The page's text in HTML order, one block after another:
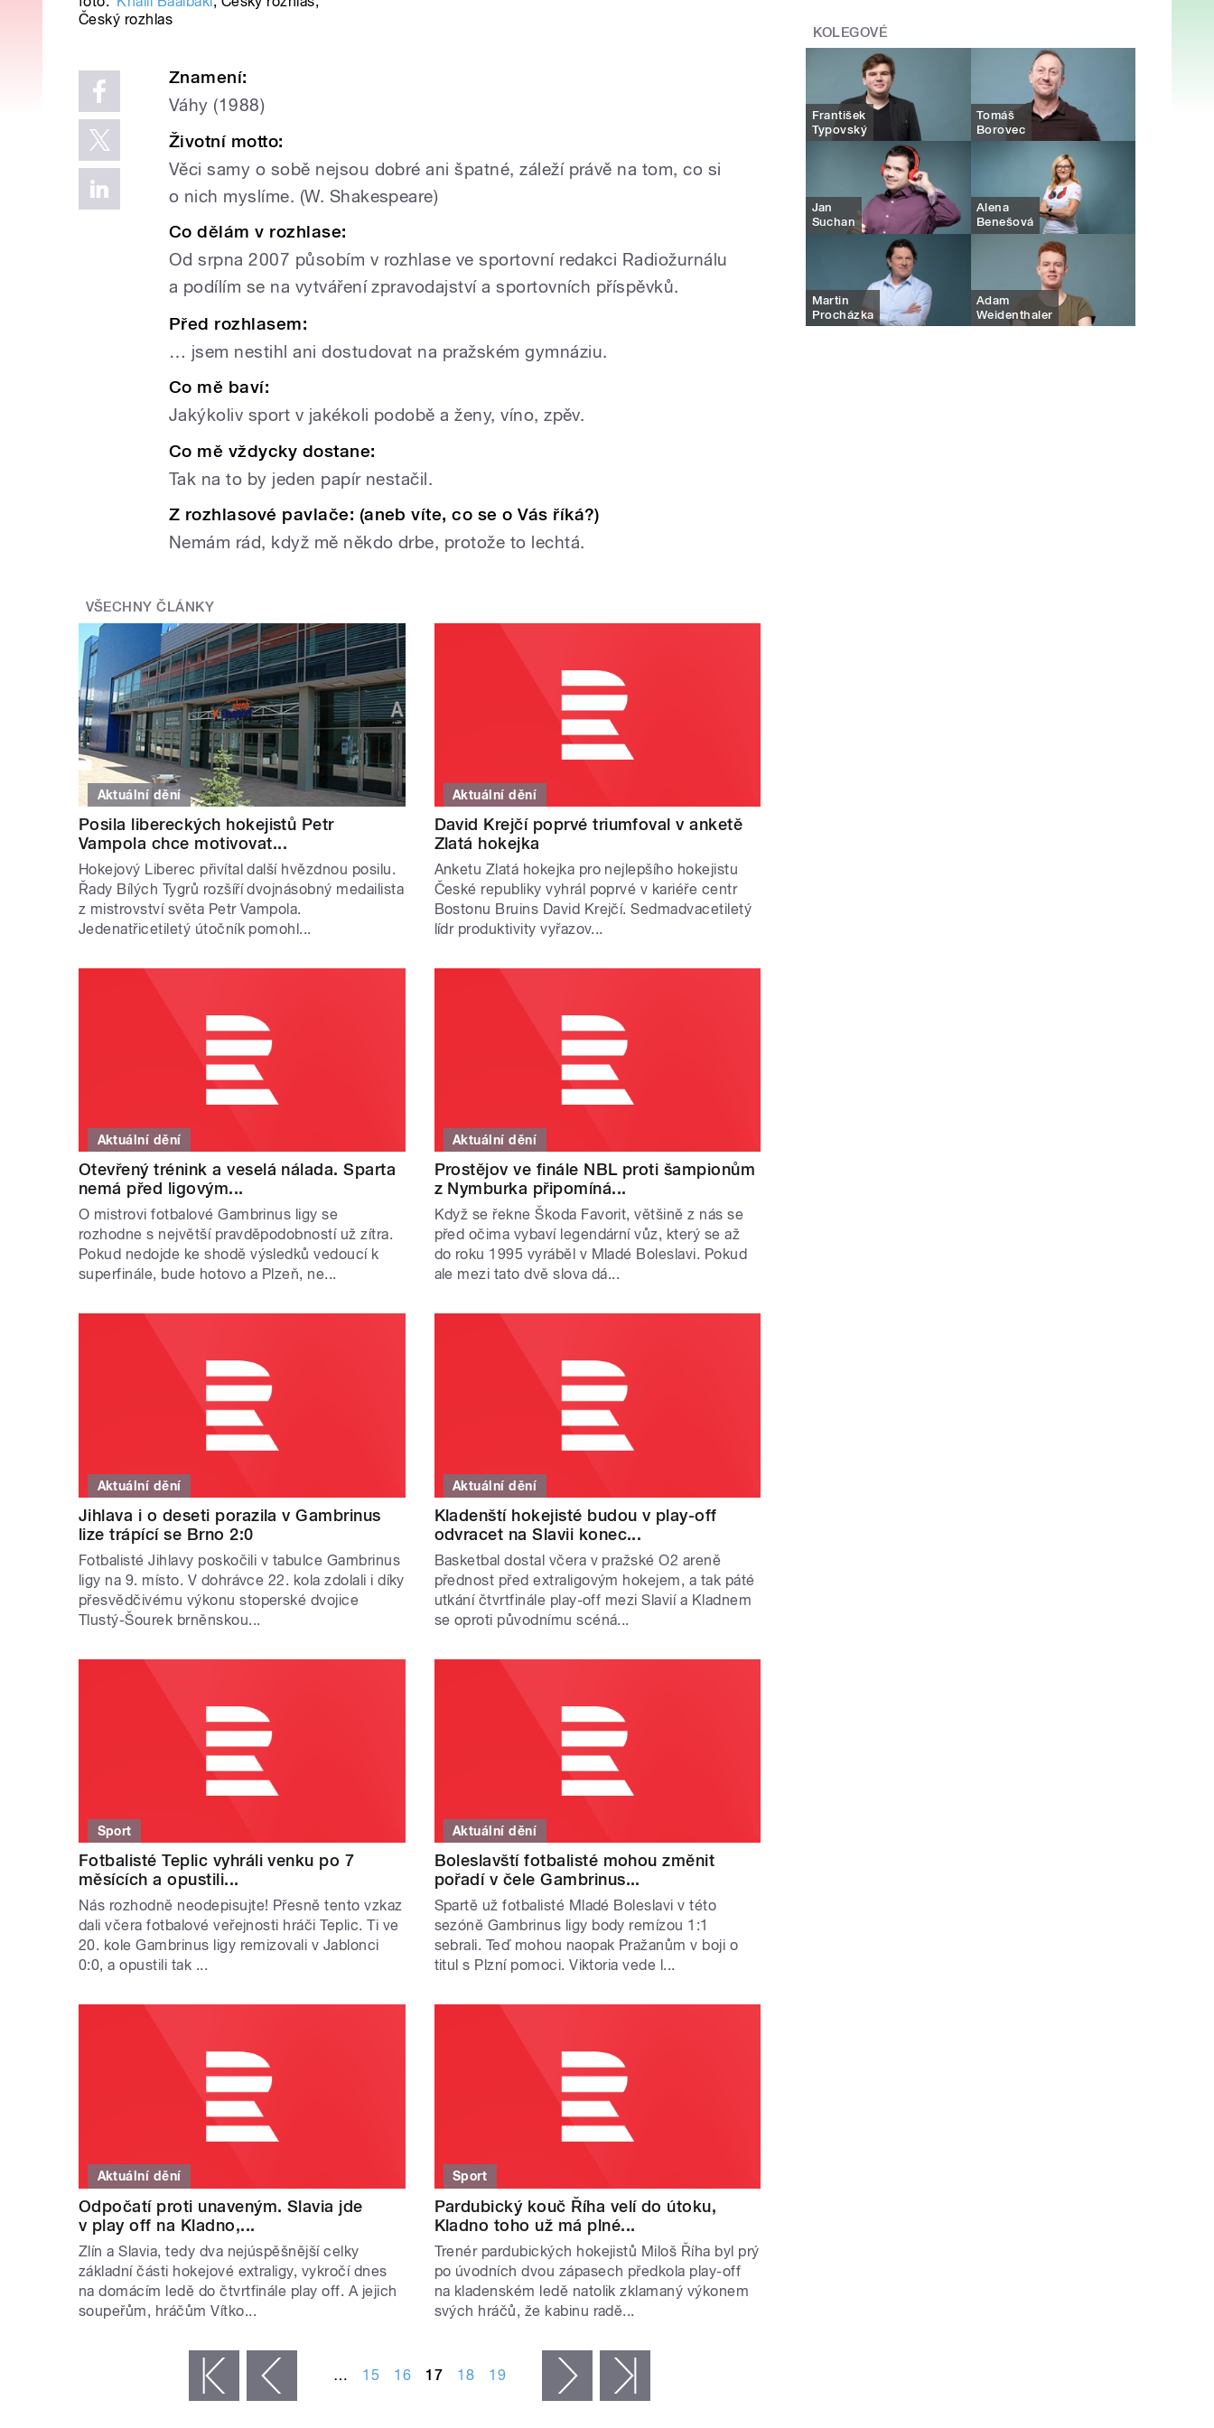
Český rozhlas
Znamení:
Váhy (1988)
Životní motto:
Věci samy o sobě nejsou dobré ani špatné, záleží právě na tom, co si
o nich myslíme. (W. Shakespeare)
Co dělám v rozhlase:
Od srpna 2007 působím v rozhlase ve sportovní redakci Radiožurnálu
a podílím se na vytváření zpravodajství a sportovních příspěvků.
Před rozhlasem:
… jsem nestihl ani dostudovat na pražském gymnáziu.
Co mě baví:
Jakýkoliv sport v jakékoli podobě a ženy, víno, zpěv.
Co mě vždycky dostane:
Tak na to by jeden papír nestačil.
Z rozhlasové pavlače: (aneb víte, co se o Vás říká?)
Nemám rád, když mě někdo drbe, protože to lechtá.
VŠECHNY ČLÁNKY
Aktuální dění
Posila libereckých hokejistů Petr
Vampola chce motivovat...
Hokejový Liberec přivítal další hvězdnou posilu.
Řady Bílých Tygrů rozšíří dvojnásobný medailista
z mistrovství světa Petr Vampola.
Jedenatřicetiletý útočník pomohl...
Aktuální dění
David Krejčí poprvé triumfoval v anketě
Zlatá hokejka
Anketu Zlatá hokejka pro nejlepšího hokejistu
České republiky vyhrál poprvé v kariéře centr
Bostonu Bruins David Krejčí. Sedmadvacetiletý
lídr produktivity vyřazov...
Aktuální dění
Otevřený trénink a veselá nálada. Sparta
nemá před ligovým...
O mistrovi fotbalové Gambrinus ligy se
rozhodne s největší pravděpodobností už zítra.
Pokud nedojde ke shodě výsledků vedoucí k
superfinále, bude hotovo a Plzeň, ne...
Aktuální dění
Prostějov ve finále NBL proti šampionům
z Nymburka připomíná...
Když se řekne Škoda Favorit, většině z nás se
před očima vybaví legendární vůz, který se až
do roku 1995 vyráběl v Mladé Boleslavi. Pokud
ale mezi tato dvě slova dá...
Aktuální dění
Jihlava i o deseti porazila v Gambrinus
lize trápící se Brno 2:0
Fotbalisté Jihlavy poskočili v tabulce Gambrinus
ligy na 9. místo. V dohrávce 22. kola zdolali i díky
přesvědčivému výkonu stoperské dvojice
Tlustý-Šourek brněnskou...
Aktuální dění
Kladenští hokejisté budou v play-off
odvracet na Slavii konec...
Basketbal dostal včera v pražské O2 areně
přednost před extraligovým hokejem, a tak páté
utkání čtvrtfinále play-off mezi Slavií a Kladnem
se oproti původnímu scéná...
Sport
Fotbalisté Teplic vyhráli venku po 7
měsících a opustili...
Nás rozhodně neodepisujte! Přesně tento vzkaz
dali včera fotbalové veřejnosti hráči Teplic. Ti ve
20. kole Gambrinus ligy remizovali v Jablonci
0:0, a opustili tak ...
Aktuální dění
Boleslavští fotbalisté mohou změnit
pořadí v čele Gambrinus...
Spartě už fotbalisté Mladé Boleslavi v této
sezóně Gambrinus ligy body remízou 1:1
sebrali. Teď mohou naopak Pražanům v boji o
titul s Plzní pomoci. Viktoria vede l...
Aktuální dění
Odpočatí proti unaveným. Slavia jde
v play off na Kladno,...
Zlín a Slavia, tedy dva nejúspěšnější celky
základní části hokejové extraligy, vykročí dnes
na domácím ledě do čtvrtfinále play off. A jejich
soupeřům, hráčům Vítko...
Sport
Pardubický kouč Říha velí do útoku,
Kladno toho už má plné...
Trenér pardubických hokejistů Miloš Říha byl prý
po úvodních dvou zápasech předkola play-off
na kladenském ledě natolik zklamaný výkonem
svých hráčů, že kabinu radě...
‹ předchozí … 15 16 17 18 19 následující ›
KOLEGOVÉ
František
Typovský
Tomáš
Borovec
Jan
Suchan
Alena
Benešová
Martin
Procházka
Adam
Weidenthaler